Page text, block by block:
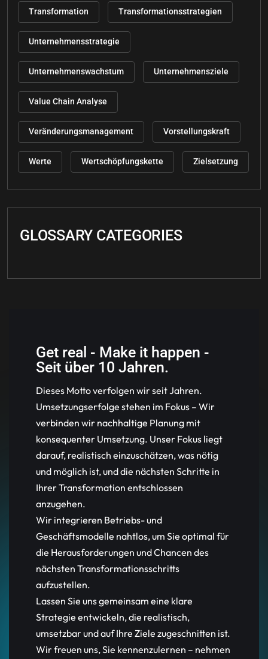
Transformation Transformationsstrategien
Unternehmensstrategie
Unternehmenswachstum Unternehmensziele
Value Chain Analyse
Veränderungsmanagement Vorstellungskraft
Werte Wertschöpfungskette Zielsetzung
GLOSSARY CATEGORIES
Get real - Make it happen -
Seit über 10 Jahren.
Dieses Motto verfolgen wir seit Jahren.
Umsetzungserfolge stehen im Fokus – Wir
verbinden wir nachhaltige Planung mit
konsequenter Umsetzung. Unser Fokus liegt
darauf, realistisch einzuschätzen, was nötig
und möglich ist, und die nächsten Schritte in
Ihrer Transformation entschlossen
anzugehen.
Wir integrieren Betriebs- und
Geschäftsmodelle nahtlos, um Sie optimal für
die Herausforderungen und Chancen des
nächsten Transformationsschritts
aufzustellen.
Lassen Sie uns gemeinsam eine klare
Strategie entwickeln, die realistisch,
umsetzbar und auf Ihre Ziele zugeschnitten ist.
Wir freuen uns, Sie kennenzulernen – nehmen